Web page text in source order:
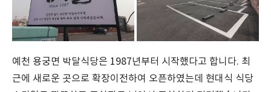
예천 용궁면 박달식당은 1987년부터 시작했다고 합니다. 최
근에 새로운 곳으로 확장이전하여 오픈하였는데 현대식 식당